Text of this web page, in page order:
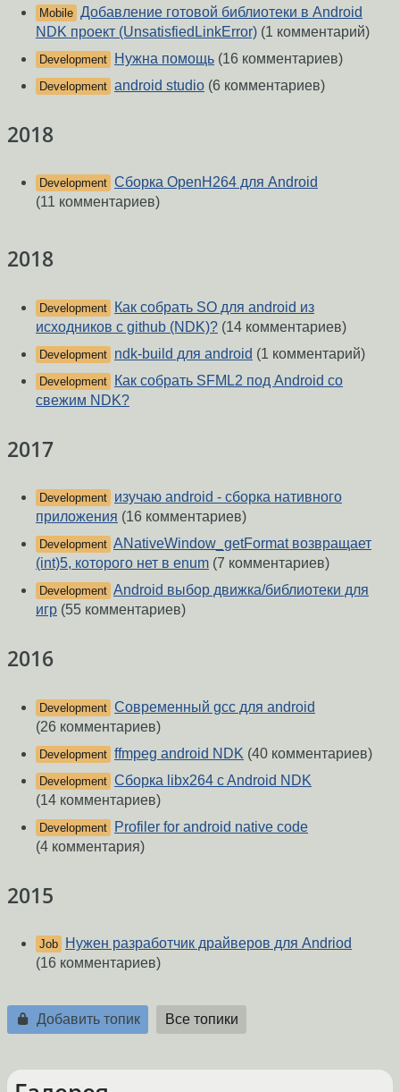
Mobile Добавление готовой библиотеки в Android
NDK проект (UnsatisfiedLinkError) (1 комментарий)
Development Нужна помощь (16 комментариев)
Development android studio (6 комментариев)
2018
Development Сборка OpenH264 для Android
(11 комментариев)
2018
Development
Как собрать SO для android из
исходников с github (NDK)? (14 комментариев)
Development ndk-build для android (1 комментарий)
Development
Как собрать SFML2 под Android со
свежим NDK?
2017
Development изучаю android - сборка нативного
приложения (16 комментариев)
Development ANativeWindow_getFormat возвращает
(int)5, которого нет в enum (7 комментариев)
Development Android выбор движка/библиотеки для
игр (55 комментариев)
2016
Development Современный gcc для android
(26 комментариев)
Development ffmpeg android NDK (40 комментариев)
Development Сборка libx264 c Android NDK
(14 комментариев)
Development
Profiler for android native code
(4 комментария)
2015
Job
Нужен разработчик драйверов для Andriod
(16 комментариев)
Добавить топик Все топики